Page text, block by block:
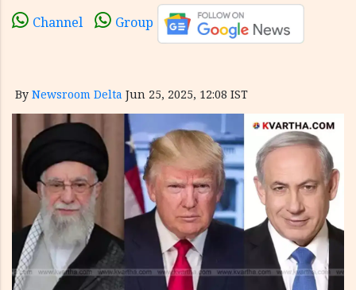
Channel Group
By Newsroom Delta Jun 25, 2025, 12:08 IST